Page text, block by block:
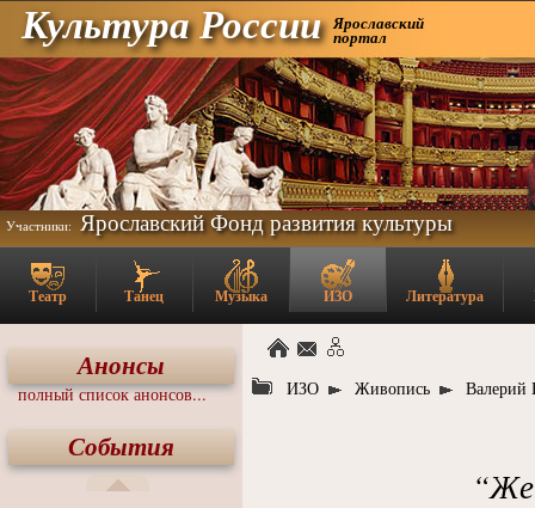
Культура России Ярославский
портал
Участники: Ярославский Фонд развития культуры
Театр Танец Музыка ИЗО Литература
Анонсы
полный список анонсов...
События
ИЗО Живопись Валерий